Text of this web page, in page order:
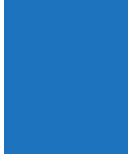
เมืองทองธานี ก้าวสู่ Smart City เต็ม
ลลิล พร็อพเพอร์ตี้ ก้าวสู่ปีที่ 40 เดินห
เป็นศูนย์กลาง ขับเคลื่อนองค์กรด้ว